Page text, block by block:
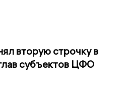
вторую строчку в
субъектов ЦФО